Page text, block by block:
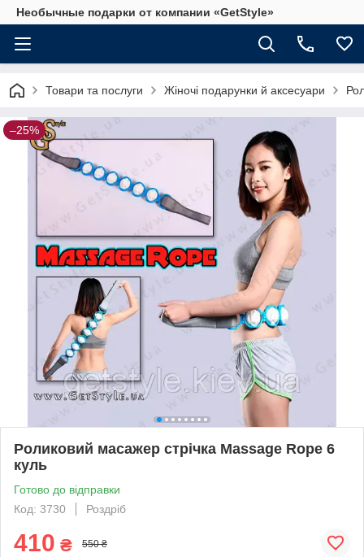
Необычные подарки от компании «GetStyle»
Товари та послуги Жіночі подарунки й аксесуари
–25%
Роликовий масажер стрічка Massage Rope 6
куль
Готово до відправки
Код: 3730
Роздріб
410 ₴ 550 ₴